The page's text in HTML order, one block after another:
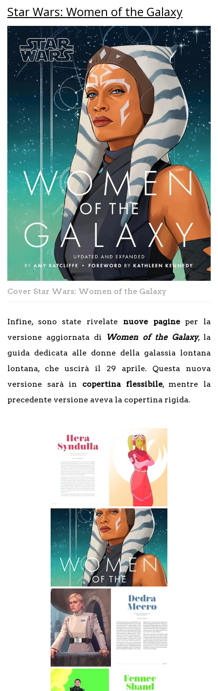
Star Wars: Women of the Galaxy
Cover Star Wars: Women of the Galaxy
Infine, sono state rivelate nuove pagineper la
versione aggiornata di
Women of the Galaxy, la
guida dedicata alle donne della galassia lontana
lontana, che uscirà il 29 aprile. Questa nuova
versione sarà in copertina flessibile, mentre la
precedente versione aveva la copertina rigida.